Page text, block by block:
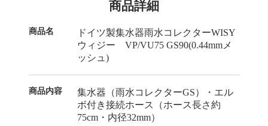
商品詳細
商品名
ドイツ製集水器雨水コレクターWISY
ウィジー VP/VU75 GS90(0.44mmメ
ッシュ)
商品内容
集水器（雨水コレクターGS）・エル
ボ付き接続ホース（ホース長さ約
75cm・内径32mm）